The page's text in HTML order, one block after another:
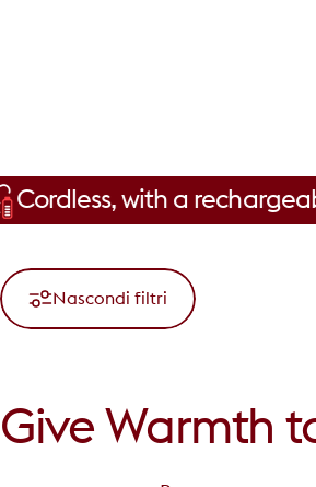
Give Warmth
with a rechargeable
Nascondi filtri